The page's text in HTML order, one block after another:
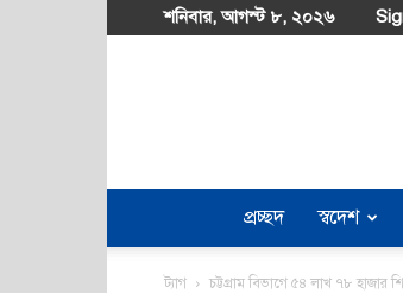
শনিবার, আগস্ট ৮, ২০২৬
প্রচ্ছদ স্বদেশ
ট্যাগ চট্টগ্রাম বিভাগে ৫৪ লাখ ৭৮ হাজার